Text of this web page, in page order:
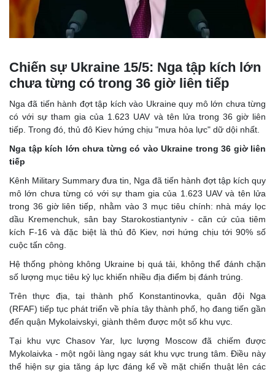
Chiến sự Ukraine 15/5: Nga tập kích lớn
chưa từng có trong 36 giờ liên tiếp
Nga đã tiến hành đợt tập kích vào Ukraine quy mô lớn chưa từng
có với sự tham gia của 1.623 UAV và tên lửa trong 36 giờ liên
tiếp. Trong đó, thủ đô Kiev hứng chịu "mưa hỏa lực" dữ dội nhất.
Nga tập kích lớn chưa từng có vào Ukraine trong 36 giờ liên
tiếp
Kênh Military Summary đưa tin, Nga đã tiến hành đợt tập kích quy
mô lớn chưa từng có với sự tham gia của 1.623 UAV và tên lửa
trong 36 giờ liên tiếp, nhằm vào 3 mục tiêu chính: nhà máy lọc
dầu Kremenchuk, sân bay Starokostiantyniv - căn cứ của tiêm
kích F-16 và đặc biệt là thủ đô Kiev, nơi hứng chịu tới 90% số
cuộc tấn công.
Hệ thống phòng không Ukraine bị quá tải, không thể đánh chặn
số lượng mục tiêu kỷ lục khiến nhiều địa điểm bị đánh trúng.
Trên thực địa, tại thành phố Konstantinovka, quân đội Nga
(RFAF) tiếp tục phát triển về phía tây thành phố, họ đang tiến gần
đến quận Mykolaivskyi, giành thêm được một số khu vực.
Tại khu vực Chasov Yar, lực lượng Moscow đã chiếm được
Mykolaivka - một ngôi làng ngay sát khu vực trung tâm. Điều này
thể hiện sự gia tăng áp lực đáng kể về mặt chiến thuật lên các